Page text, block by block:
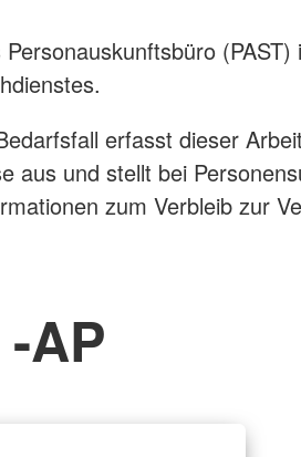
Personauskunftsbüro
erfasst dieser
aus und stellt bei
zum Verbleib zur
AP